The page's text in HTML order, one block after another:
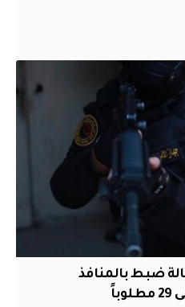
الوطني: تنفيذ 31 حالة ضبط بالمنافذ